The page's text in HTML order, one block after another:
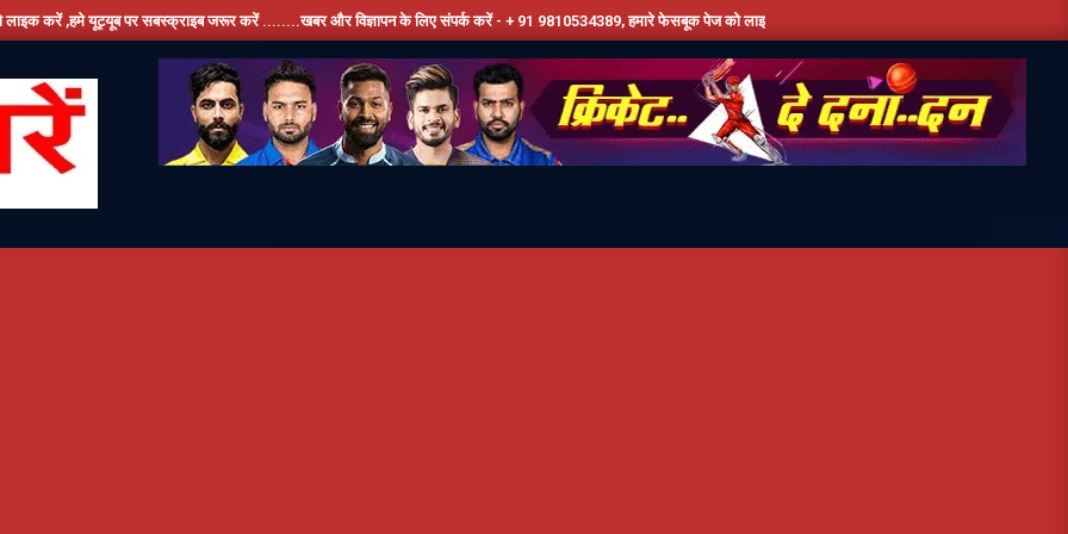
पर सबस्क्राइब जरूर करें ........खबर और विज्ञापन के लिए संपर्क करें - + 91 9810534389, हमारे फेसबूक पेज को लाइक करें ,हमे यूट्यूब पर सबस्क्राइब जरूर करें,दिन भर की तमाम छोटी बड़ी